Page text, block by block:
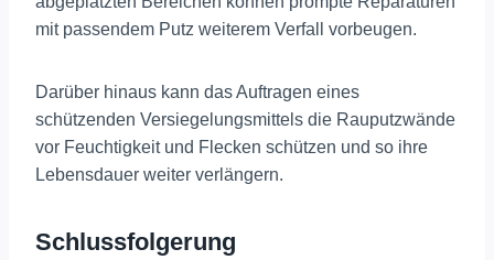
mit passendem Putz weiterem Verfall vorbeugen.
Darüber hinaus kann das Auftragen eines
schützenden Versiegelungsmittels die Rauputzwände
vor Feuchtigkeit und Flecken schützen und so ihre
Lebensdauer weiter verlängern.
Schlussfolgerung